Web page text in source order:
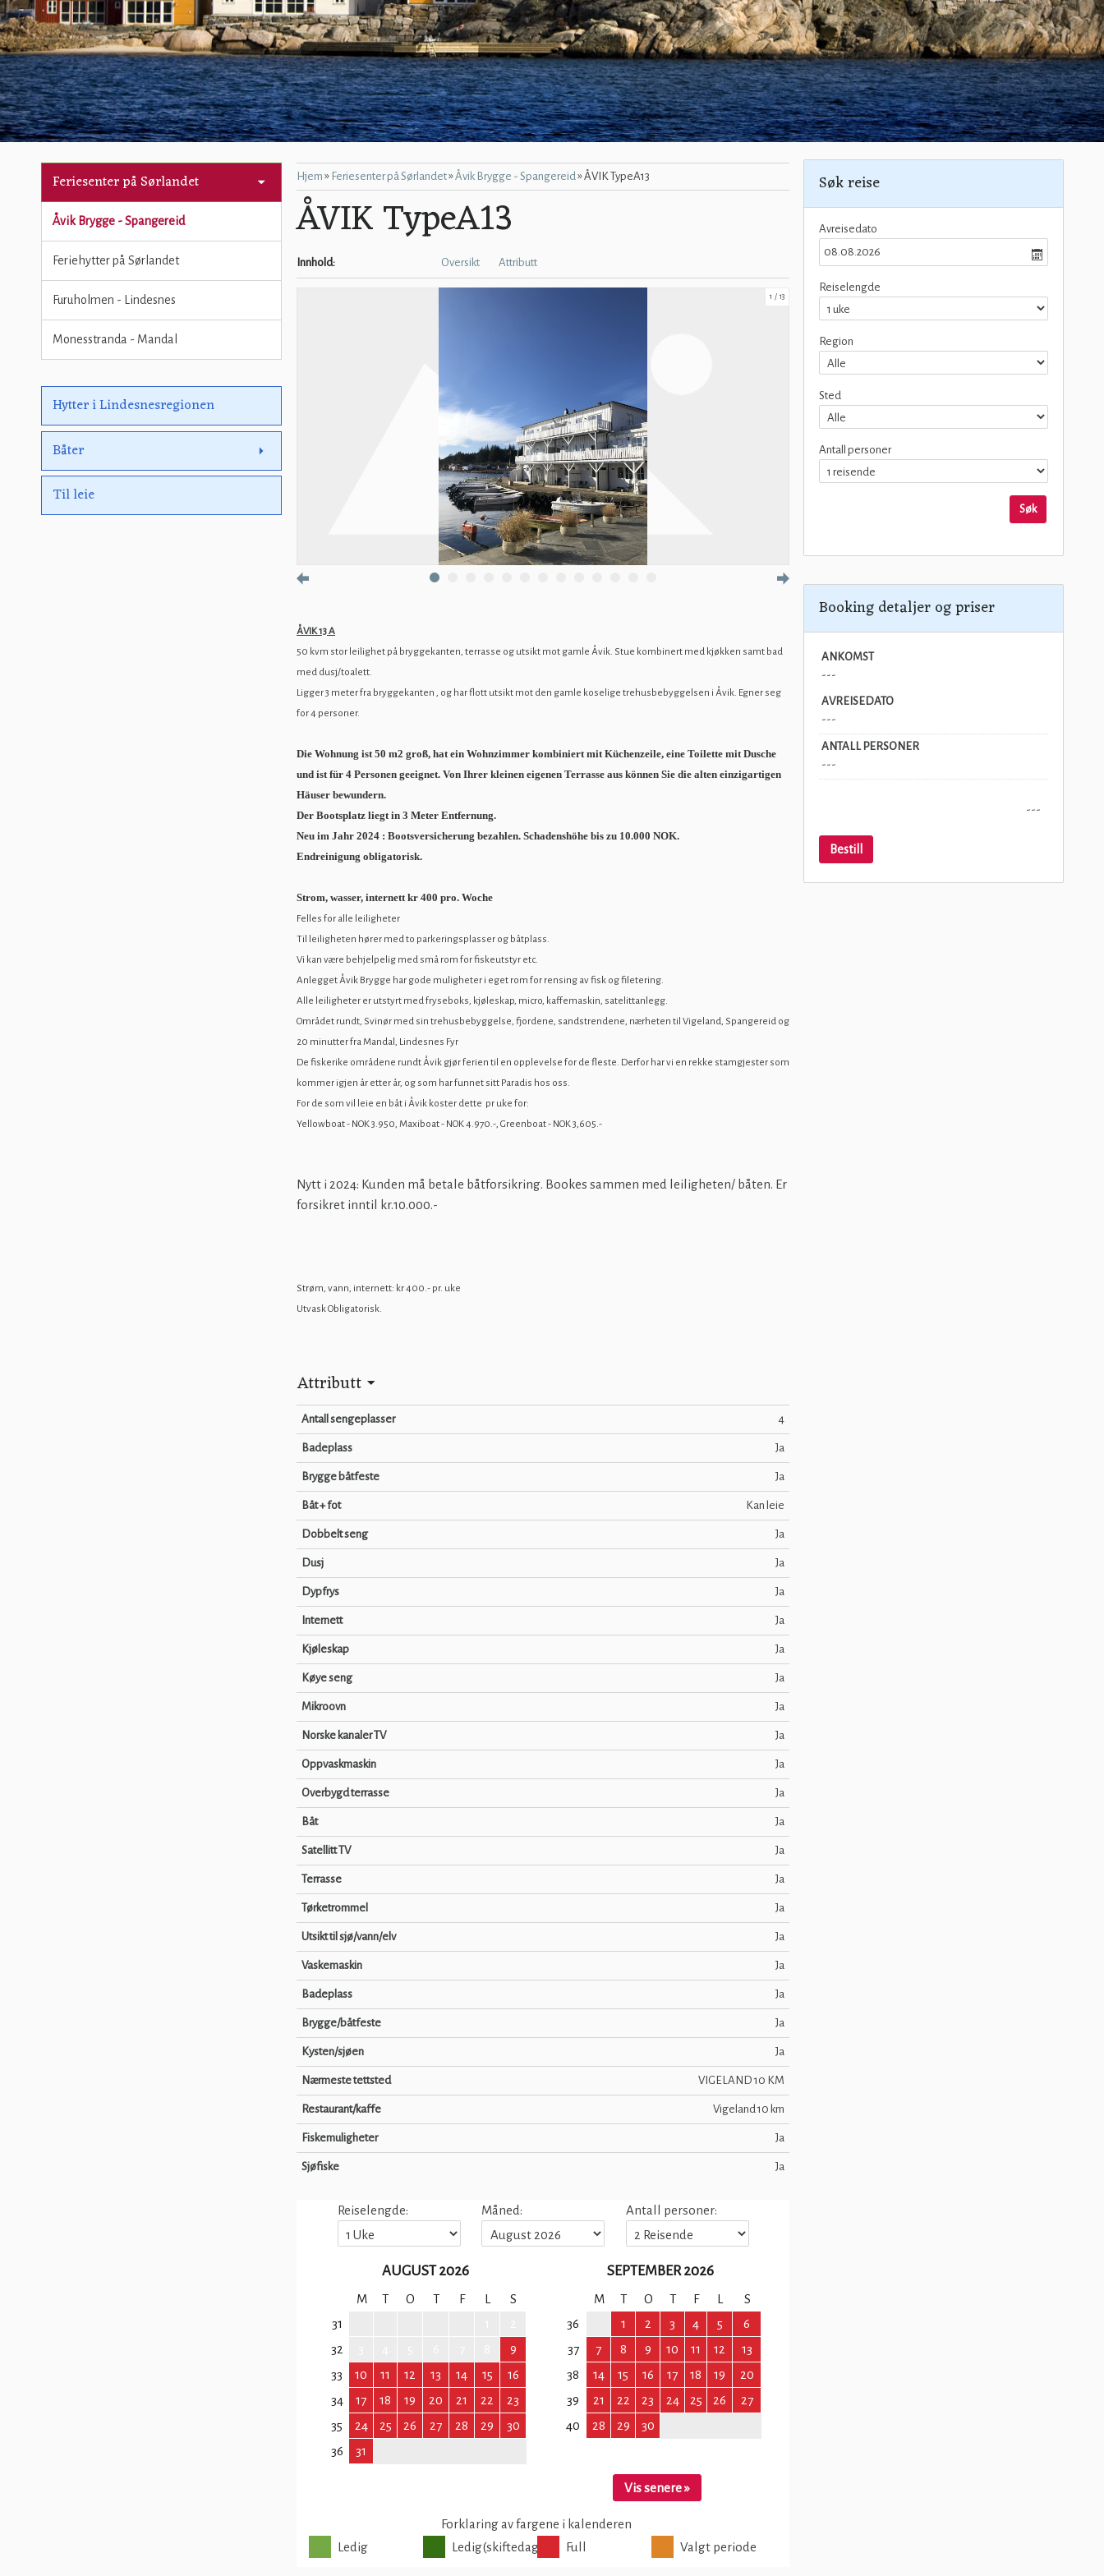
Hjem » Feriesenter på Sørlandet»Åvik Brygge - Spangereid»ÅVIK TypeA13
ÅVIK TypeA13
Innhold Oversikt Attributt
1 13
ÅVIK 13 A
50 kvm stor leilighet på bryggekanten, terrasse og utsikt mot gamle Åvik. Stue kombinert med kjøkken samt bad
med dusj/toalett.
Ligger 3 meter fra bryggekanten , og har flott utsikt mot den gamle koselige trehusbebyggelsen i Åvik. Egner seg
for 4 personer.
Die Wohnung ist 50 m2 groß, hat ein Wohnzimmer kombiniert mit Küchenzeile, eine Toilette mit Dusche
und ist für 4 Personen geeignet. Von Ihrer kleinen eigenen Terrasse aus können Sie die alten einzigartigen
Häuser bewundern.
Der Bootsplatz liegt in 3 Meter Entfernung.
Neu im Jahr 2024 : Bootsversicherung bezahlen. Schadenshöhe bis zu 10.000 NOK.
Endreinigung obligatorisk.
Strom, wasser, internett kr 400 pro. Woche
Felles for alle leiligheter
Til leiligheten hører med to parkeringsplasser og båtplass.
Vi kan være behjelpelig med små rom for fiskeutstyr etc.
Anlegget Åvik Brygge har gode muligheter i eget rom for rensing av fisk og filetering.
Alle leiligheter er utstyrt med fryseboks, kjøleskap, micro, kaffemaskin, satelittanlegg.
Området rundt, Svinør med sin trehusbebyggelse, fjordene, sandstrendene, nærheten til Vigeland, Spangereid og
20 minutter fra Mandal, Lindesnes Fyr
De fiskerike områdene rundt Åvik gjør ferien til en opplevelse for de fleste. Derfor har vi en rekke stamgjester som
kommer igjen år etter år, og som har funnet sitt Paradis hos oss.
For de som vil leie en båt i Åvik koster dette pr uke for:
Yellowboat - NOK 3.950, Maxiboat - NOK 4.970.-, Greenboat - NOK 3,605.-
Nytt i 2024: Kunden må betale båtforsikring. Bookes sammen med leiligheten/ båten. Er
forsikret inntil kr.10.000.-
Strøm, vann, internett: kr 400.- pr. uke
Utvask Obligatorisk.
Attributt
Antall sengeplasser 4
Badeplass Ja
Brygge båtfeste Ja
Båt + fot Kan leie
Dobbelt seng Ja
Dusj Ja
Dypfrys Ja
Internett Ja
Kjøleskap Ja
Køye seng Ja
Mikroovn Ja
Norske kanaler TV Ja
Oppvaskmaskin Ja
Overbygd terrasse Ja
Båt Ja
Satellitt TV Ja
Terrasse Ja
Tørketrommel Ja
Utsikt til sjø/vann/elv Ja
Vaskemaskin Ja
Badeplass Ja
Brygge/båtfeste Ja
Kysten/sjøen Ja
Nærmeste tettsted VIGELAND 10 KM
Restaurant/kaffe Vigeland 10 km
Fiskemuligheter Ja
Sjøfiske Ja
Søk reise
Avreisedato
Reiselengde
Region
Sted
Antall personer
Søk
Booking detaljer og priser
ANKOMST
---
AVREISEDATO
---
ANTALL PERSONER
---
---
Bestill
Feriesenter på Sørlandet
Åvik Brygge - Spangereid
Feriehytter på Sørlandet
Furuholmen - Lindesnes
Monesstranda - Mandal
Hytter i Lindesnesregionen
Båter
Til leie